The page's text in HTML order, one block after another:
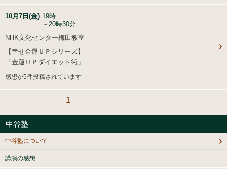
10月7日(金) 19時
～20時30分
NHK文化センター梅田教室
【幸せ金運ＵＰシリーズ】
「金運ＵＰダイエット術」
感想が5件投稿されています
1
中谷塾
中谷塾について
講演の感想